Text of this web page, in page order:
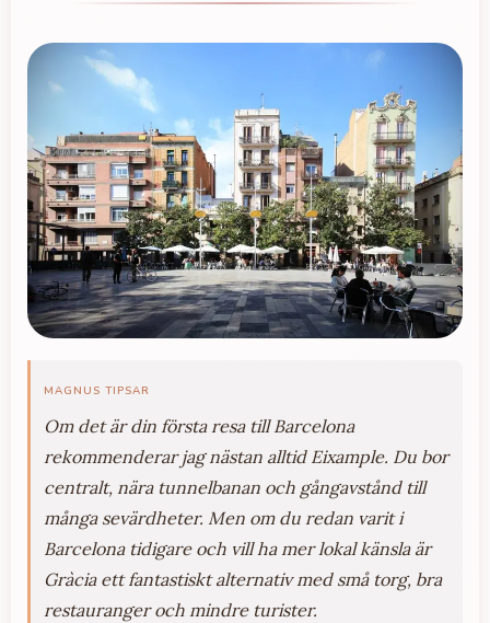
MAGNUS TIPSAR
Om det är din första resa till Barcelona
rekommenderar jag nästan alltid Eixample. Du bor
centralt, nära tunnelbanan och gångavstånd till
många sevärdheter. Men om du redan varit i
Barcelona tidigare och vill ha mer lokal känsla är
Gràcia ett fantastiskt alternativ med små torg, bra
restauranger och mindre turister.